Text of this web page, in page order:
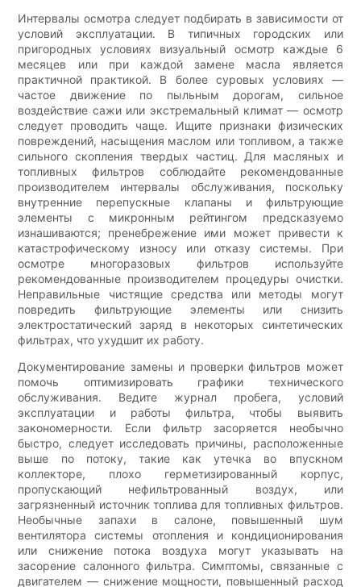
Интервалы осмотра следует подбирать в зависимости от
условий эксплуатации. В типичных городских или
пригородных условиях визуальный осмотр каждые 6
месяцев или при каждой замене масла является
практичной практикой. В более суровых условиях —
частое движение по пыльным дорогам, сильное
воздействие сажи или экстремальный климат — осмотр
следует проводить чаще. Ищите признаки физических
повреждений, насыщения маслом или топливом, а также
сильного скопления твердых частиц. Для масляных и
топливных фильтров соблюдайте рекомендованные
производителем интервалы обслуживания, поскольку
внутренние перепускные клапаны и фильтрующие
элементы с микронным рейтингом предсказуемо
изнашиваются; пренебрежение ими может привести к
катастрофическому износу или отказу системы. При
осмотре многоразовых фильтров используйте
рекомендованные производителем процедуры очистки.
Неправильные чистящие средства или методы могут
повредить фильтрующие элементы или снизить
электростатический заряд в некоторых синтетических
фильтрах, что ухудшит их работу.
Документирование замены и проверки фильтров может
помочь оптимизировать графики технического
обслуживания. Ведите журнал пробега, условий
эксплуатации и работы фильтра, чтобы выявить
закономерности. Если фильтр засоряется необычно
быстро, следует исследовать причины, расположенные
выше по потоку, такие как утечка во впускном
коллекторе, плохо герметизированный корпус,
пропускающий нефильтрованный воздух, или
загрязненный источник топлива для топливных фильтров.
Необычные запахи в салоне, повышенный шум
вентилятора системы отопления и кондиционирования
или снижение потока воздуха могут указывать на
засорение салонного фильтра. Симптомы, связанные с
двигателем — снижение мощности, повышенный расход